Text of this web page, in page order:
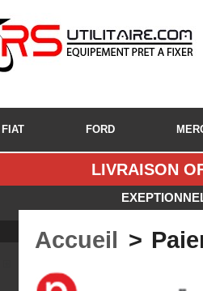
FIAT FORD
LIVRAISON
Accueil >